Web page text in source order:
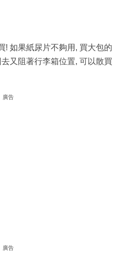
! 如果紙尿片不夠用, 買大包的
又阻著行李箱位置, 可以散買
廣告
廣告